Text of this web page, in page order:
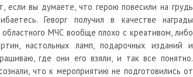
вы думаете, что герою повесили на грудь
Геворг получил в качестве награды
МЧС вообще плохо с креативом, либо
настольных ламп, подарочных изданий и
где они его взяли, и так все понятно.
что к мероприятию не подготовились от